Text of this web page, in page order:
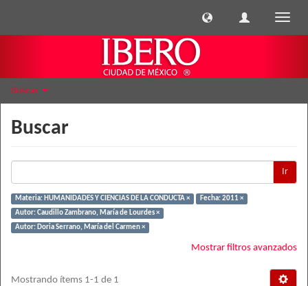
Buscar
Buscar
Ir
Materia: HUMANIDADES Y CIENCIAS DE LA CONDUCTA ×
Fecha: 2011 ×
Autor: Caudillo Zambrano, María de Lourdes ×
Autor: Doria Serrano, María del Carmen ×
Mostrar filtros avanzados
Mostrando ítems 1-1 de 1